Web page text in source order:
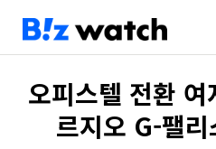
오피스텔 전환
르지오 G-팰